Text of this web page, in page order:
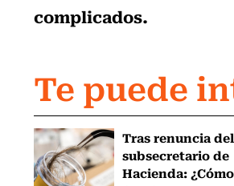
complicados.
Te puede
Tras renuncia del
subsecretario de
Hacienda: ¿Cómo